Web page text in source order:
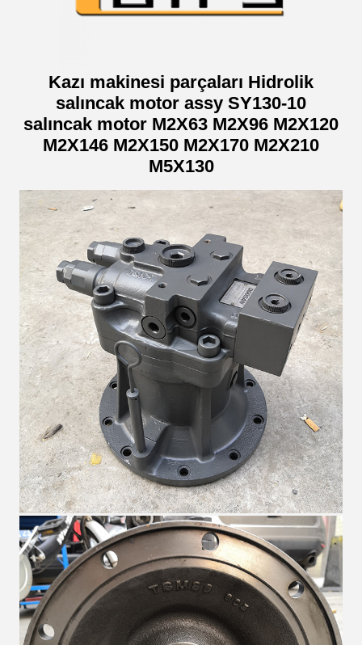
Kazı makinesi parçaları Hidrolik
salıncak motor assy SY130-10
salıncak motor M2X63 M2X96 M2X120
M2X146 M2X150 M2X170 M2X210
M5X130